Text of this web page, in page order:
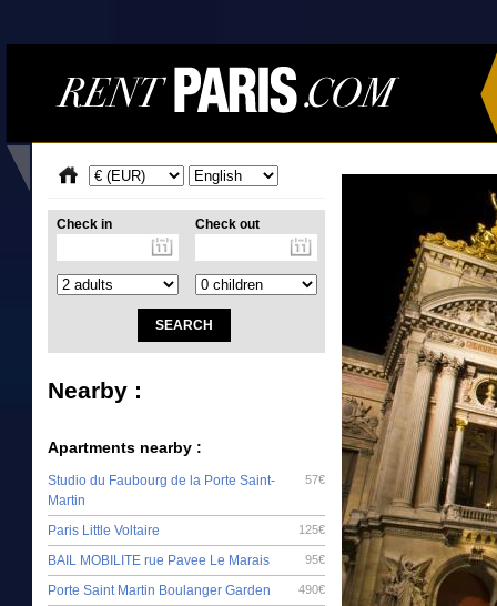
Check in Check out
Nearby :
Apartments nearby :
57€
Studio du Faubourg de la Porte Saint-
Martin
125€
Paris Little Voltaire
95€
BAIL MOBILITE rue Pavee Le Marais
490€
Porte Saint Martin Boulanger Garden